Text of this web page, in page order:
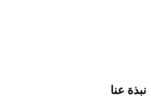
نبذة عنا